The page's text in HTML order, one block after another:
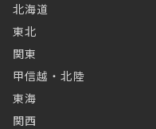
北海道
東北
関東
甲信越・北陸
東海
関西